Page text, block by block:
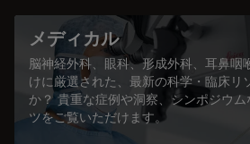
メディカル
脳神経外科、眼科、形成外科、耳鼻咽
けに厳選された、最新の科学・臨床リ
か？ 貴重な症例や洞察、シンポジウ
ツをご覧いただけます。